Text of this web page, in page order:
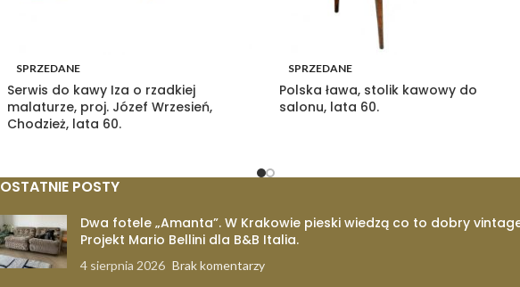
SPRZEDANE
Serwis do kawy Iza o rzadkiej
malaturze, proj. Józef Wrzesień,
Chodzież, lata 60.
SPRZEDANE
Polska ława, stolik kawowy do
salonu, lata 60.
OSTATNIE POSTY
Dwa fotele „Amanta”. W Krakowie pieski wiedzą co to dobry
Projekt Mario Bellini dla B&B Italia.
4 sierpnia 2026 Brak komentarzy